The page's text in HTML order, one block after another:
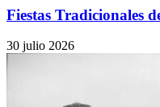
Fiestas Tradicionales
30 julio 2026